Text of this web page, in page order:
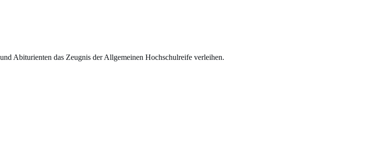
Abiturienten das Zeugnis der Allgemeinen Hochschulreife verleihen.